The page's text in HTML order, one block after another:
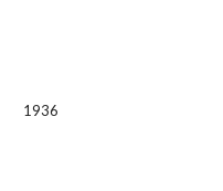
1936